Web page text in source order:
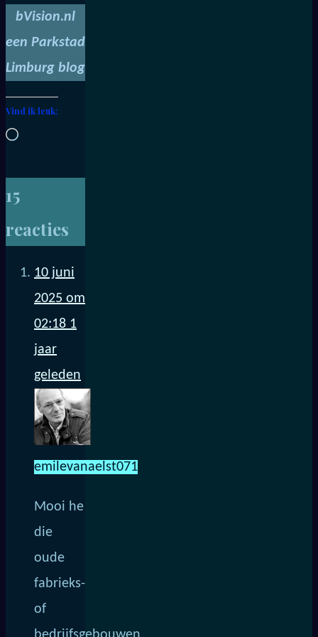
bVision.nl
een Parkstad
Limburg blog
Vind ik leuk:
Aan
15
reacties
10 juni
2025 om
02:18 1
jaar
geleden
emilevanaelst071
Mooi he
die
oude
fabrieks-
of